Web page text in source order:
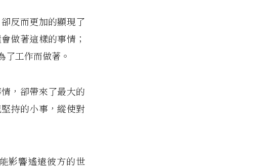
反而更加的顯現了
做著這樣的事情；
了工作而做著。
，卻帶來了最大的
持的小事，縱使對
影響遙遠彼方的世